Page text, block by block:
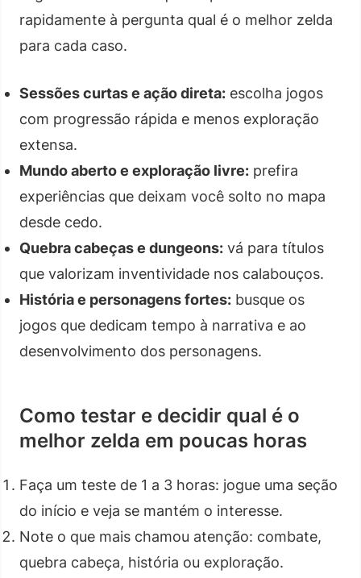
rapidamente à pergunta qual é o melhor zelda
para cada caso.
Sessões curtas e ação direta: escolha jogos
com progressão rápida e menos exploração
extensa.
Mundo aberto e exploração livre: prefira
experiências que deixam você solto no mapa
desde cedo.
Quebra cabeças e dungeons: vá para títulos
que valorizam inventividade nos calabouços.
História e personagens fortes: busque os
jogos que dedicam tempo à narrativa e ao
desenvolvimento dos personagens.
Como testar e decidir qual é o
melhor zelda em poucas horas
Faça um teste de 1 a 3 horas: jogue uma seção
do início e veja se mantém o interesse.
Note o que mais chamou atenção: combate,
quebra cabeça, história ou exploração.